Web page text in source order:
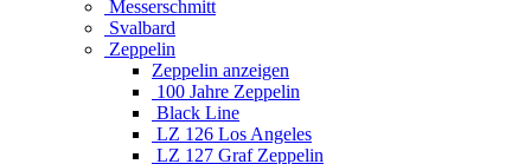
Messerschmitt
Svalbard
Zeppelin
Zeppelin anzeigen
100 Jahre Zeppelin
Black Line
LZ 126 Los Angeles
LZ 127 Graf Zeppelin